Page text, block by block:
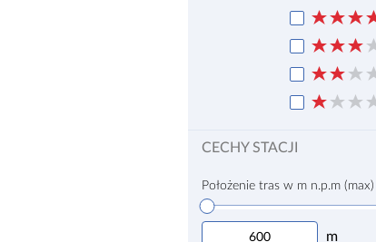
CECHY STACJI
Położenie tras w m n.p.m (max)
m